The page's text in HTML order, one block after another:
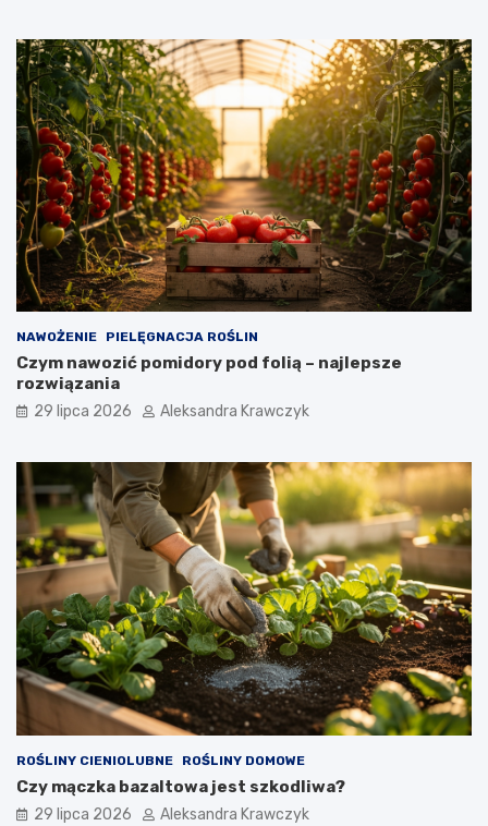
NAWOŻENIE PIELĘGNACJA ROŚLIN
Czym nawozić pomidory pod folią – najlepsze
rozwiązania
29 lipca 2026 Aleksandra Krawczyk
ROŚLINY CIENIOLUBNE ROŚLINY DOMOWE
Czy mączka bazaltowa jest szkodliwa?
29 lipca 2026 Aleksandra Krawczyk